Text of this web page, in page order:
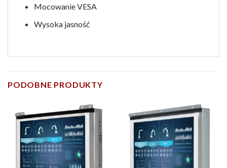
Mocowanie VESA
Wysoka jasność
PODOBNE PRODUKTY